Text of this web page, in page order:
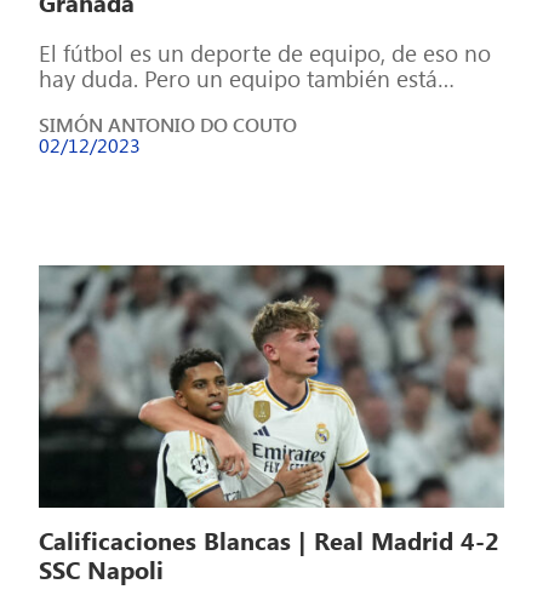
El fútbol es un deporte de equipo, de eso no
hay duda. Pero un equipo también está
SIMÓN ANTONIO DO COUTO
02/12/2023
Calificaciones Blancas | Real Madrid 4-2
SSC Napoli